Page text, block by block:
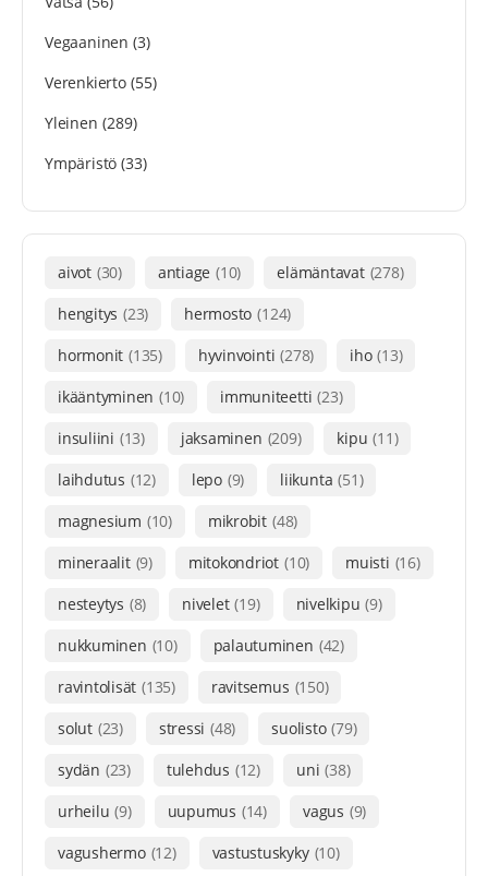
Vegaaninen (3)
Verenkierto(55)
Yleinen (289)
Ympäristö (33)
aivot (30) antiage (10) elämäntavat (278)
hengitys (23) hermosto (124)
hormonit (135) hyvinvointi (278) iho (13)
ikääntyminen (10) immuniteetti (23)
insuliini (13) jaksaminen (209) kipu (11)
laihdutus (12) lepo (9) liikunta (51)
magnesium (10) mikrobit (48)
mineraalit (9) mitokondriot (10) muisti (16)
nesteytys (8) nivelet (19) nivelkipu (9)
nukkuminen (10) palautuminen (42)
ravintolisät (135) ravitsemus (150)
solut (23) stressi (48) suolisto (79)
sydän (23) tulehdus (12) uni (38)
urheilu (9) uupumus (14) vagus (9)
vagushermo (12) vastustuskyky (10)